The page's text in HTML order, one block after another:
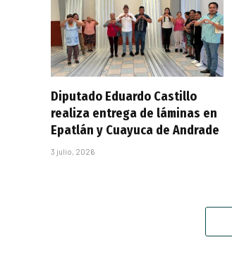
Diputado Eduardo Castillo
realiza entrega de láminas en
Epatlán y Cuayuca de Andrade
3 julio, 2026